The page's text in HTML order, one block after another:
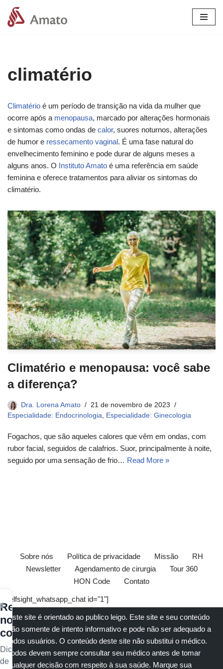
Pular
climatério
Climatério é um período de transição na vida da mulher que
ocorre após a menopausa, marcado por alterações hormonais
e sintomas como ondas de calor, suores noturnos, alterações
de humor e ressecamento vaginal. É uma fase natural do
envelhecimento feminino e pode durar de alguns meses a
alguns anos. O Instituto Amato é uma referência em saúde
feminina e oferece tratamentos para aliviar os sintomas do
climatério.
Climatério e menopausa: você sabe
a diferença?
Dra. Lorena Amato
21 de novembro de 2023
Especialidade: Endocrinologia
Especialidade: Ginecologia
Fogachos, que são aqueles calores que vêm em ondas, com
rubor facial, seguidos de calafrios. Suor, principalmente à noite,
seguido por uma sensação de frio… Read More »
Sobre nós Política de privacidade Missão
RH
Newsletter
Agendamento de cirurgia
Tour 360
HON Code
Contato
[elfsight_whatsapp_chat id="1"]
Este site é orientado ao publico leigo. Este site e seu conteúdo
são somente de intento informativo e pode não ser adequado a
todos usuários. O conteúdo deste site não substitui o médico.
Todos devem sempre consultar seu médico antes de tomar
qualquer decisão com respeito à sua saúde. Marque sua
Receba
nossos
conteúdos
Dicas
de